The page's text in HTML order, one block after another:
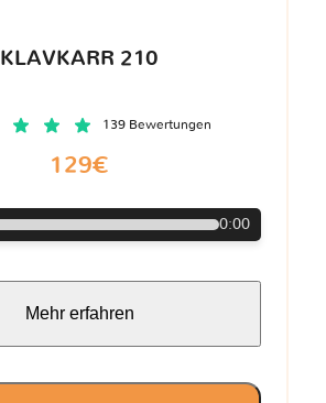
KLAVKARR 210
139 Bewertungen
129€
0:00
Mehr erfahren